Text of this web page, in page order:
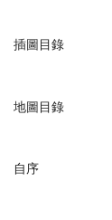
插圖目錄
地圖目錄
自序